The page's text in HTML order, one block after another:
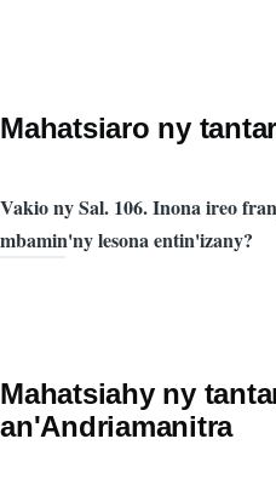
Mahatsiaro ny
Vakio ny Sal. 106. Inona ireo
mbamin'ny lesona entin'izany?
Mahatsiahy ny
an'Andriamanitra